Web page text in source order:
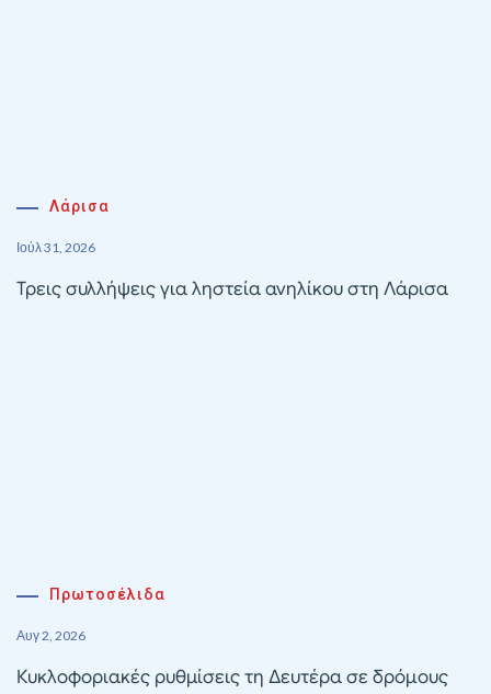
Λάρισα
Ιούλ 31, 2026
Τρεις συλλήψεις για ληστεία ανηλίκου στη Λάρισα
Πρωτοσέλιδα
Αυγ 2, 2026
Κυκλοφοριακές ρυθμίσεις τη Δευτέρα σε δρόμους